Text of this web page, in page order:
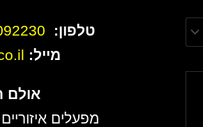
טלפון:
מייל:
אולם
מפעלים